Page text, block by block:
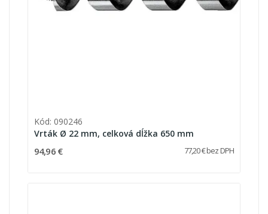
Kód: 090246
Vrták Ø 22 mm, celková dĺžka 650 mm
94,96 € 77,20 € bez DPH